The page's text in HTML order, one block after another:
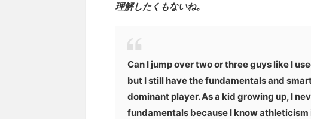
理解したくもないね。
Can I jump over two or three guys like I
but I still have the fundamentals and
dominant player. As a kid growing up, I
fundamentals because I know